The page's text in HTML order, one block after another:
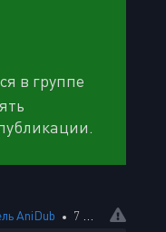
в группе
AniDub 7 января 2024 13:47